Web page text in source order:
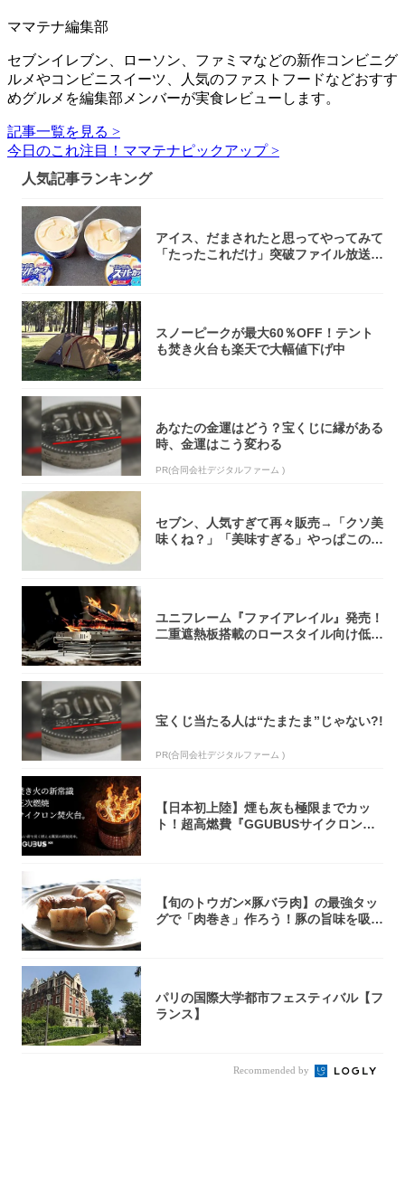
ママテナ編集部
セブンイレブン、ローソン、ファミマなどの新作コンビニグ
ルメやコンビニスイーツ、人気のファストフードなどおすす
めグルメを編集部メンバーが実食レビューします。
記事一覧を見る >
今日のこれ注目！ママテナピックアップ >
人気記事ランキング
アイス、だまされたと思ってやってみて
「たったこれだけ」突破ファイル放送で
スノーピークが最大60％OFF！テント
も焚き火台も楽天で大幅値下げ中
あなたの金運はどう？宝くじに縁がある
時、金運はこう変わる
PR(合同会社デジタルファーム )
セブン、人気すぎて再々販売→「クソ美
味くね？」「美味すぎる」やっぱこのク
ユニフレーム『ファイアレイル』発売！
二重遮熱板搭載のロースタイル向け低型
宝くじ当たる人は“たまたま”じゃない?!
PR(合同会社デジタルファーム )
【日本初上陸】煙も灰も極限までカッ
ト！超高燃費『GGUBUSサイクロン焚
【旬のトウガン×豚バラ肉】の最強タッ
グで「肉巻き」作ろう！豚の旨味を吸い
パリの国際大学都市フェスティバル【フ
ランス】
Recommended by